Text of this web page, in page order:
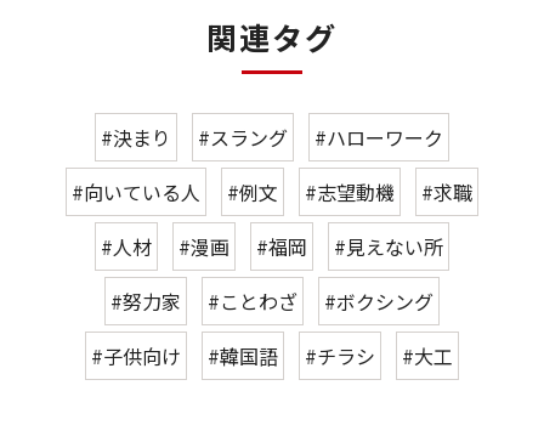
関連タグ
#決まり #スラング
#ハローワーク
#向いている人
#例文 #志望動機
#求職
#人材
#漫画 #福岡
#見えない所
#努力家
#ことわざ
#ボクシング
#子供向け
#韓国語 #チラシ #大工